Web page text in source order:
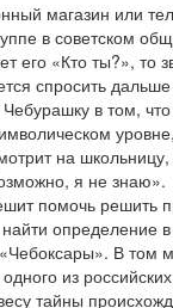
магазин или
в советском
«Кто ты?», то
спросить
в том,
на
я не знаю».
помочь решить
найти
В том
из
тайны